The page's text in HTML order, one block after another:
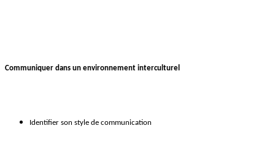
Communiquer dans un environnement interculturel
Identifier son style de communication